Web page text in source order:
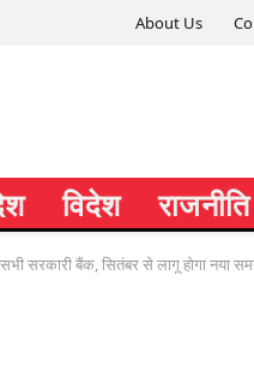
About Us
विदेश राजनीति
सरकारी बैंक, सितंबर से लागू होगा नया